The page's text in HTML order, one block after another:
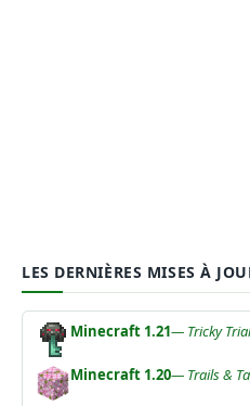
LES DERNIÈRES MISES À
Minecraft 1.21— Tricky
Minecraft 1.20— Trails &